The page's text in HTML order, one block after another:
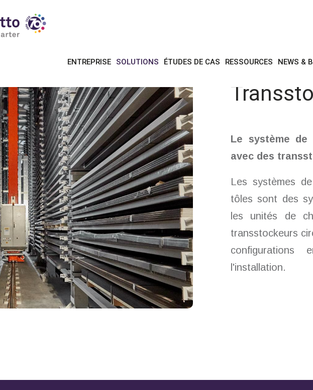
ENTREPRISE SOLUTIONS ÉTUDES DE CAS RESSOURCES NEWS &
Le système de
avec des
Les systèmes
tôles sont des
les unités de
transstockeurs
configurations
l'installation.